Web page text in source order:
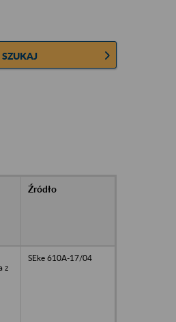
SZUKAJ
Źródło
z
SEke 610A-17/04